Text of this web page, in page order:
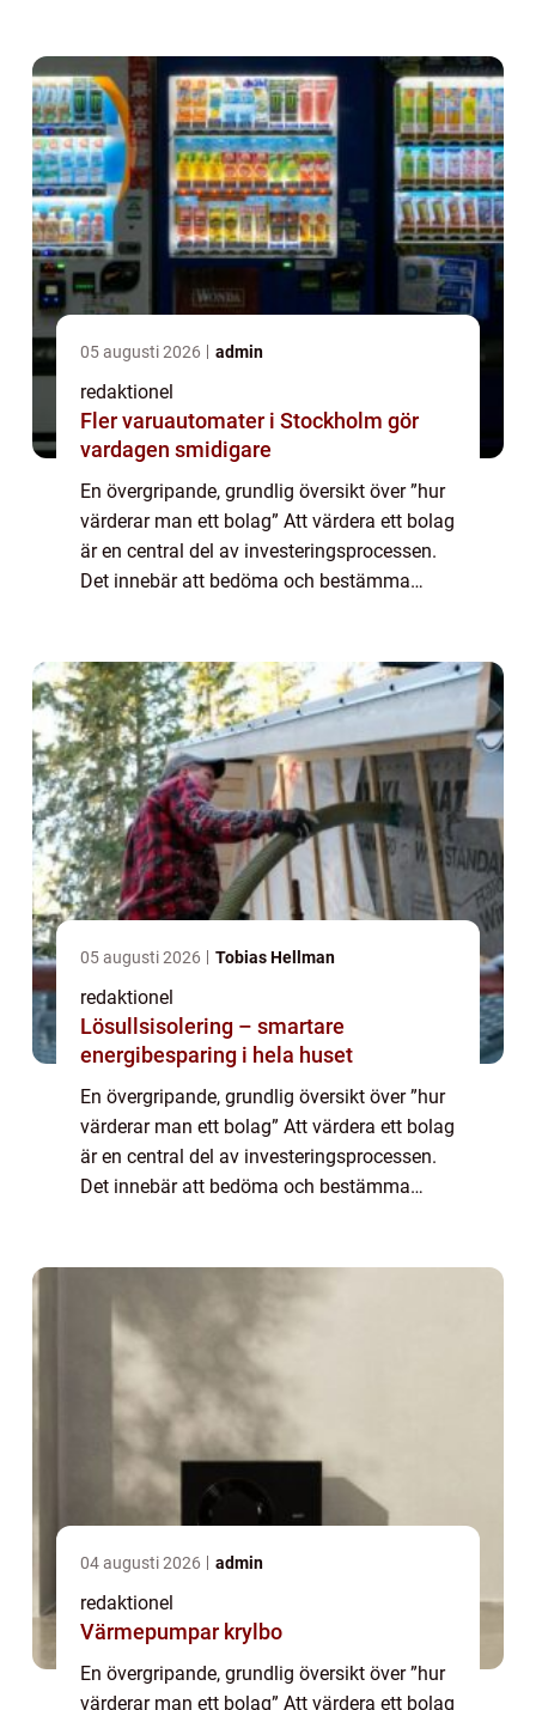
05 augusti 2026 admin
redaktionel
Fler varuautomater i Stockholm gör
vardagen smidigare
En övergripande, grundlig översikt över ”hur
värderar man ett bolag” Att värdera ett bolag
är en central del av investeringsprocessen.
Det innebär att bedöma och bestämma
05 augusti 2026 Tobias Hellman
redaktionel
Lösullsisolering – smartare
energibesparing i hela huset
En övergripande, grundlig översikt över ”hur
värderar man ett bolag” Att värdera ett bolag
är en central del av investeringsprocessen.
Det innebär att bedöma och bestämma
04 augusti 2026 admin
redaktionel
Värmepumpar krylbo
En övergripande, grundlig översikt över ”hur
värderar man ett bolag” Att värdera ett bolag